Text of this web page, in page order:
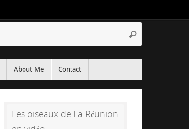
Rechercher
About Me Contact
Les oiseaux de La Réunion